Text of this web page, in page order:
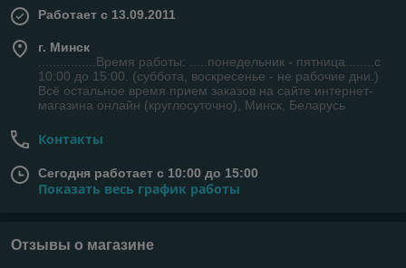
Работает с 13.09.2011
г. Минск
................Время работы: .....понедельник - пятница........с
10:00 до 15:00. (суббота, воскресенье - не рабочие дни.)
Всё остальное время прием заказов на сайте интернет-
магазина онлайн (круглосуточно), Минск, Беларусь
Контакты
Сегодня работает с 10:00 до 15:00
Показать весь график работы
Отзывы о магазине